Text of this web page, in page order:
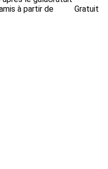
à partir de
Gratuit